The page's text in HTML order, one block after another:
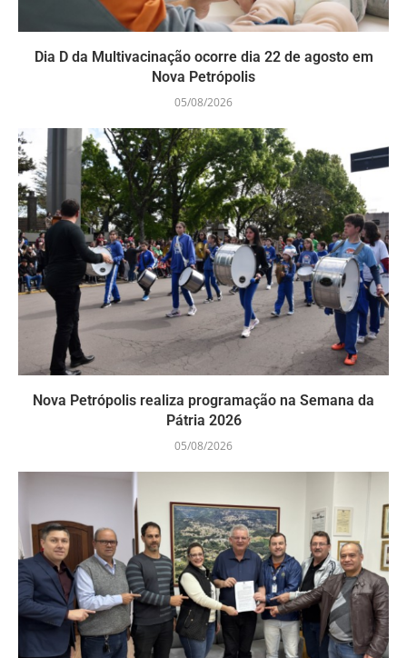
Dia D da Multivacinação ocorre dia 22 de agosto em
Nova Petrópolis
05/08/2026
Nova Petrópolis realiza programação na Semana da
Pátria 2026
05/08/2026